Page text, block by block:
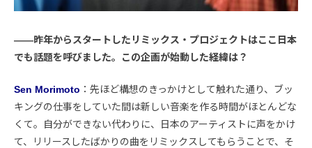
――昨年からスタートしたリミックス・プロジェクトはここ日本
でも話題を呼びました。この企画が始動した経緯は？
Sen Morimoto ：先ほど構想のきっかけとして触れた通り、ブッ
キングの仕事をしていた間は新しい音楽を作る時間がほとんどな
くて。自分ができない代わりに、日本のアーティストに声をかけ
て、リリースしたばかりの曲をリミックスしてもらうことで、そ